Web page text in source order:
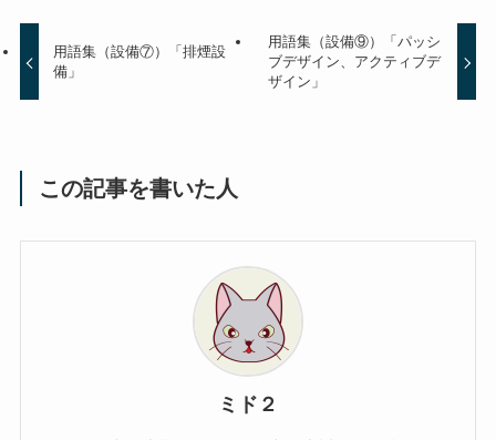
用語集（設備⑦）「排煙設
備」
用語集（設備⑨）「パッシ
ブデザイン、アクティブデ
ザイン」
この記事を書いた人
ミド２